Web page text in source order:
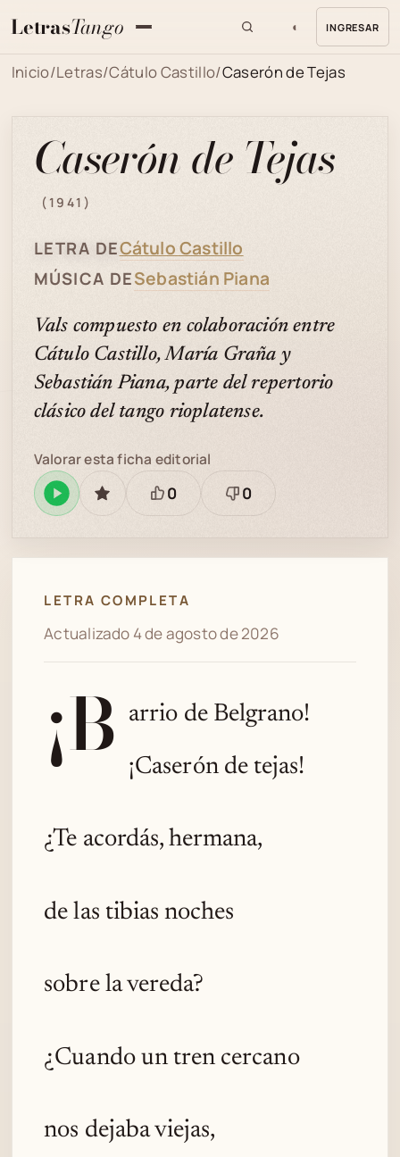
LetrasTango ◐ INGRESAR
Inicio/Letras/Cátulo Castillo/Caserón de Tejas
Caserón de Tejas
(1941)
LETRA DECátulo Castillo
MÚSICA DESebastián Piana
Vals compuesto en colaboración entre
Cátulo Castillo, María Graña y
Sebastián Piana, parte del repertorio
clásico del tango rioplatense.
ReproducirGUARDAR
Valorar esta ficha editorial
Está
0
Necesita
0
LETRA COMPLETA
Actualizado 4 de agosto de 2026
¡B arrio de Belgrano!
¡Caserón de tejas!
¿Te acordás, hermana,
de las tibias noches
sobre la vereda?
¿Cuando un tren cercano
nos dejaba viejas,